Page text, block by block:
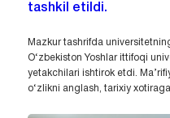
tashkil etildi.
Mazkur tashrifda
O‘zbekiston Yoshlar ittifoqi
yetakchilari ishtirok etdi.
o‘zlikni anglash, tarixiy